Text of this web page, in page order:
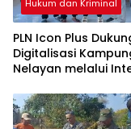
Hukum dan Kriminal
PLN Icon Plus
Digitalisasi
Nelayan melalui
Rajatama